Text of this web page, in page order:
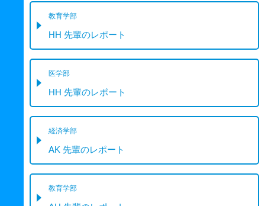
教育学部
HH 先輩のレポート
医学部
HH 先輩のレポート
経済学部
AK 先輩のレポート
教育学部